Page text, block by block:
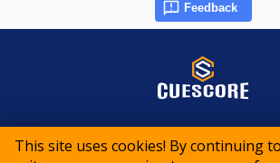
This site uses cookies! By continuing
Feedback
© 2015-2026 CueScore